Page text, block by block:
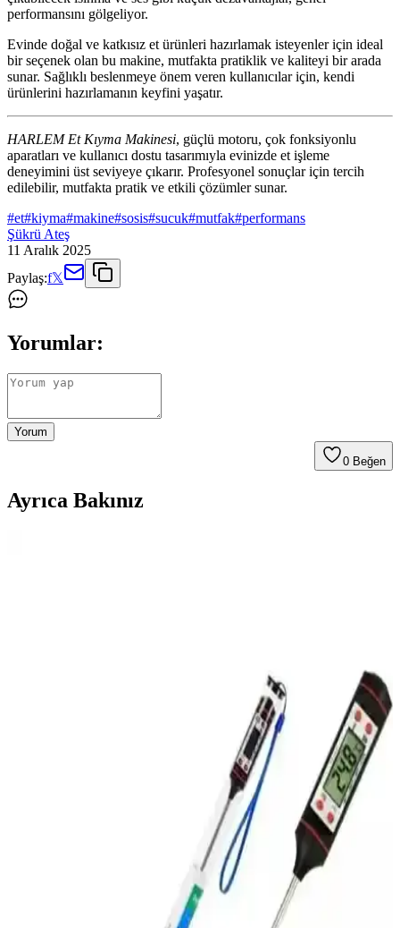
performansını gölgeliyor.
Evinde doğal ve katkısız et ürünleri hazırlamak isteyenler için ideal
bir seçenek olan bu makine, mutfakta pratiklik ve kaliteyi bir arada
sunar. Sağlıklı beslenmeye önem veren kullanıcılar için, kendi
ürünlerini hazırlamanın keyfini yaşatır.
HARLEM Et Kıyma Makinesi, güçlü motoru, çok fonksiyonlu
aparatları ve kullanıcı dostu tasarımıyla evinizde et işleme
deneyimini üst seviyeye çıkarır. Profesyonel sonuçlar için tercih
edilebilir, mutfakta pratik ve etkili çözümler sunar.
#et#kiyma#makine#sosis#sucuk#mutfak#performans
Şükrü Ateş
11 Aralık 2025
Paylaş:f𝕏
Yorumlar:
Yorum
0 Beğen
Ayrıca Bakınız
Bedirhan Gerçek Ağır Döküm Granit Çift Taraflı
Gözleme ve Et Tavası Özellikleri ve Kullanım
Bedirhan Gerçek ağır döküm granit çift taraflı tava, 35 cm yüzeyiyle
hamur işleri ve etler için ideal, yapışmaz yüzeyi ve dayanıklılığıyla
HARLEM 2200 W Et Kıyma Makinesi: Evde
Profesyonel Kıyma ve Sosis Hazırlama
HARLEM 2200 W Et Kıyma Makinesi, güçlü motoru ve çok
fonksiyonlu aparatlarıyla evde kolayca kıyma, sosis ve sucuk
yapmanızı sağlar. Dayanıklı tasarımı ve pratik kullanımıyla sağlıklı